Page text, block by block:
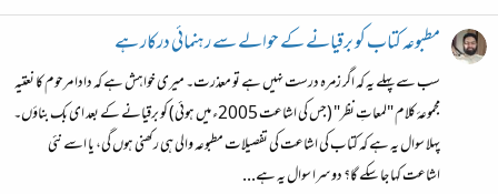
مطبوعہ کتاب کو برقیانے کے حوالے سے رہنمائی درکار ہے
سب سے پہلے یہ کہ اگر زمرہ درست نہیں ہے تو معذرت۔ میری خواہش ہے کہ دادا مرحوم کا نعتیہ
مجموعۂ کلام "لمعاتِ نظر" (جس کی اشاعت 2005ء میں ہوئی) کو برقیانے کے بعد ای بک بناؤں۔
پہلا سوال یہ ہے کہ کتاب کی اشاعت کی تفصیلات مطبوعہ والی ہی رکھنی ہوں گی، یا اسے نئی
اشاعت کہا جا سکے گا؟ دوسرا سوال یہ ہے...